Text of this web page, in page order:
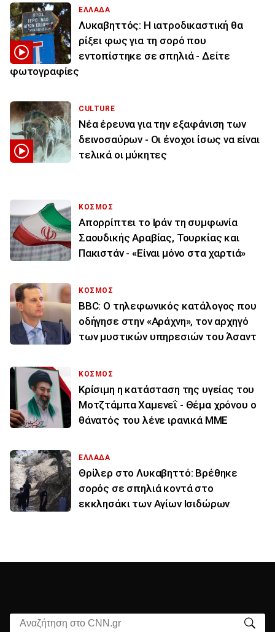
ΕΛΛΑΔΑ
Λυκαβηττός: Η ιατροδικαστική θα
ρίξει φως για τη σορό που
εντοπίστηκε σε σπηλιά - Δείτε
φωτογραφίες
CULTURE
Νέα έρευνα για την εξαφάνιση των
δεινοσαύρων - Οι ένοχοι ίσως να είναι
τελικά οι μύκητες
ΚΟΣΜΟΣ
Απορρίπτει το Ιράν τη συμφωνία
Σαουδικής Αραβίας, Τουρκίας και
Πακιστάν - «Είναι μόνο στα χαρτιά»
ΚΟΣΜΟΣ
BBC: Ο τηλεφωνικός κατάλογος που
οδήγησε στην «Αράχνη», τον αρχηγό
των μυστικών υπηρεσιών του Άσαντ
ΚΟΣΜΟΣ
Κρίσιμη η κατάσταση της υγείας του
Μοτζτάμπα Χαμενεΐ - Θέμα χρόνου ο
θάνατός του λένε ιρανικά ΜΜΕ
ΕΛΛΑΔΑ
Θρίλερ στο Λυκαβηττό: Βρέθηκε
σορός σε σπηλιά κοντά στο
εκκλησάκι των Αγίων Ισιδώρων
Αναζήτηση στο CNN.gr